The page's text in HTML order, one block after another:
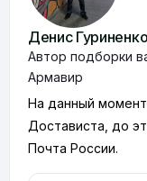
Денис Гуриненко
Автор подборки
Армавир
На данный
Достависта, до
Почта России.